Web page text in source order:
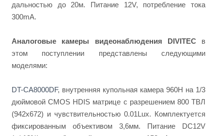
дальностью до 20м. Питание 12V, потребление тока
300mА.
Аналоговые камеры видеонаблюдения DIVITEC в
этом поступлении представлены следующими
моделями:
DT-CA8000DF, внутренняя купольная камера 960Н на 1/3
дюймовой CMOS HDIS матрице с разрешением 800 ТВЛ
(942х672) и чувствительностью 0.01Lux. Комплектуется
фиксированным объективом 3,6мм. Питание DC12V